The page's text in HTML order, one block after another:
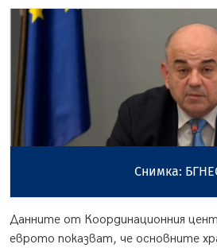
Снимка:
Данните от Координационния
еврото показват, че основните